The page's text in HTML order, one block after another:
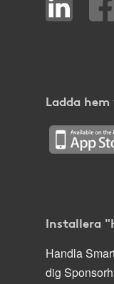
Ladda
Installera
Handla
dig